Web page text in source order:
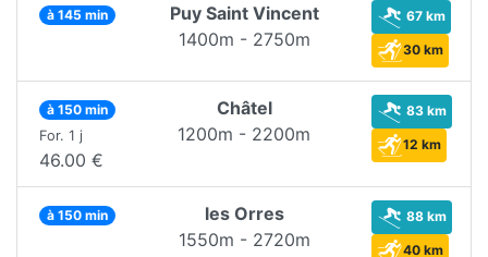
à 145 min
Puy Saint Vincent
1400m - 2750m
67 km
30 km
à 150 min
For. 1 j
46.00 €
Châtel
1200m - 2200m
83 km
12 km
à 150 min
les Orres
1550m - 2720m
88 km
40 km